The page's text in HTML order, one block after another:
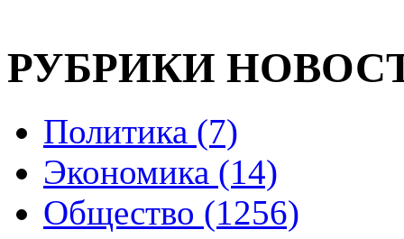
РУБРИКИ
Политика (7)
Экономика (14)
Общество (1256)